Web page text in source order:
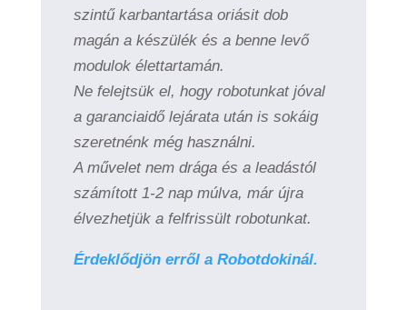
szintű karbantartása oriásit dob
magán a készülék és a benne levő
modulok élettartamán.
Ne felejtsük el, hogy robotunkat jóval
a garanciaidő lejárata után is sokáig
szeretnénk még használni.
A művelet nem drága és a leadástól
számított 1-2 nap múlva, már újra
élvezhetjük a felfrissült robotunkat.
Érdeklődjön erről a Robotdokinál.